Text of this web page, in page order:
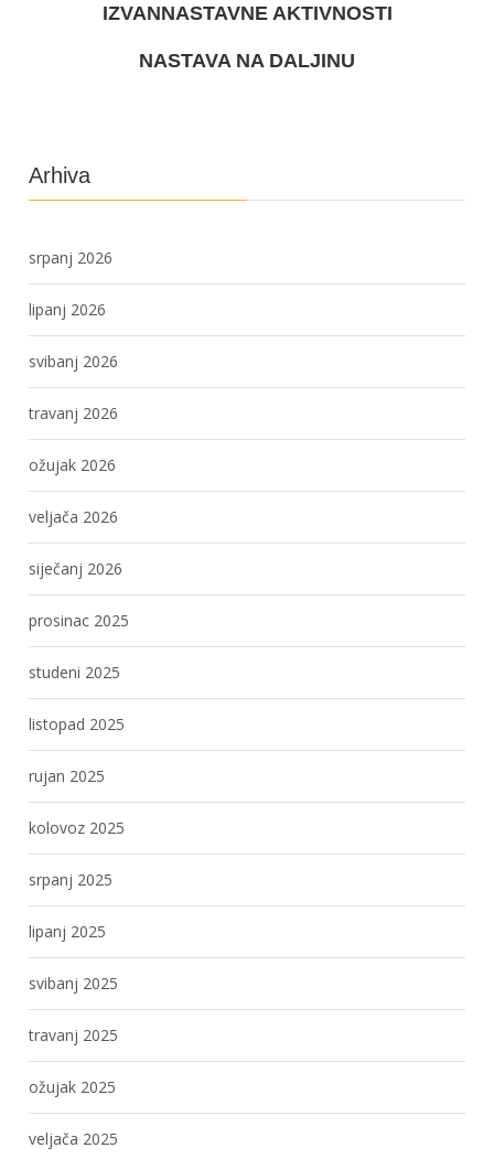
IZVANNASTAVNE AKTIVNOSTI
NASTAVA NA DALJINU
Arhiva
srpanj 2026
lipanj 2026
svibanj 2026
travanj 2026
ožujak 2026
veljača 2026
siječanj 2026
prosinac 2025
studeni 2025
listopad 2025
rujan 2025
kolovoz 2025
srpanj 2025
lipanj 2025
svibanj 2025
travanj 2025
ožujak 2025
veljača 2025